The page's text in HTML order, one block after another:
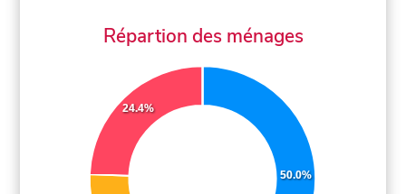
Répartion des ménages
50.0%
24.4%